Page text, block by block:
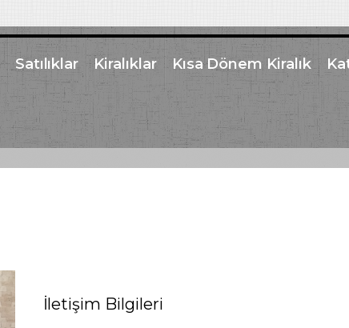
Satılıklar Kiralıklar Kısa Dönem Kiralık
İletişim Bilgileri